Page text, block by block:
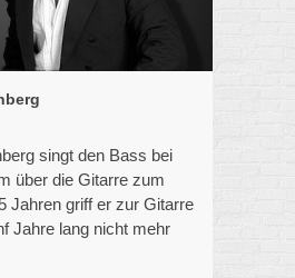
singt den Bass bei
über die Gitarre zum
Jahren griff er zur Gitarre
Jahre lang nicht mehr